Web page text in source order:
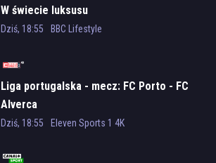
W świecie luksusu
Dziś, 18:55 BBC Lifestyle
Liga portugalska - mecz: FC Porto - FC
Alverca
Dziś, 18:55 Eleven Sports 1 4K